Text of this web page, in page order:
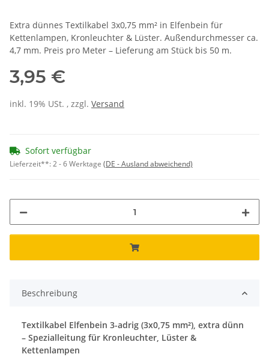
Extra dünnes Textilkabel 3x0,75 mm² in Elfenbein für
Kettenlampen, Kronleuchter & Lüster. Außendurchmesser ca.
4,7 mm. Preis pro Meter – Lieferung am Stück bis 50 m.
3,95 €
inkl. 19% USt. , zzgl. Versand
Sofort verfügbar
Lieferzeit**:2 - 6 Werktage (DE - Ausland abweichend)
Beschreibung
Textilkabel Elfenbein 3-adrig (3x0,75 mm²), extra dünn
– Spezialleitung für Kronleuchter, Lüster &
Kettenlampen